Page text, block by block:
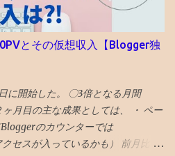
とその仮想収入【Blogger独
に開始した。 〇3倍となる月間
月目の主な成果としては、 ・ ペー
のカウンターでは
セスが入っているかも） 前月比 P